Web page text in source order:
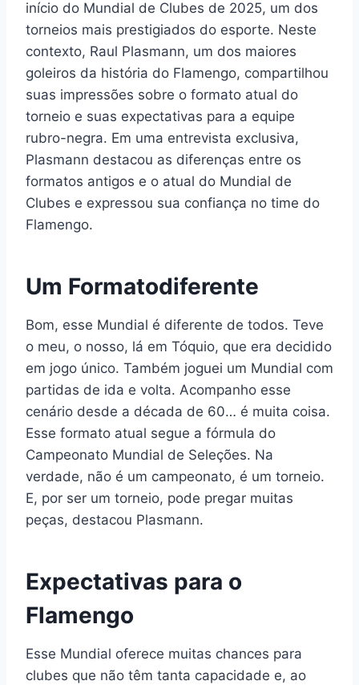
início do Mundial de Clubes de 2025, um dos
torneios mais prestigiados do esporte. Neste
contexto, Raul Plasmann, um dos maiores
goleiros da história do Flamengo, compartilhou
suas impressões sobre o formato atual do
torneio e suas expectativas para a equipe
rubro-negra. Em uma entrevista exclusiva,
Plasmann destacou as diferenças entre os
formatos antigos e o atual do Mundial de
Clubes e expressou sua confiança no time do
Flamengo.
Um Formatodiferente
Bom, esse Mundial é diferente de todos. Teve
o meu, o nosso, lá em Tóquio, que era decidido
em jogo único. Também joguei um Mundial com
partidas de ida e volta. Acompanho esse
cenário desde a década de 60… é muita coisa.
Esse formato atual segue a fórmula do
Campeonato Mundial de Seleções. Na
verdade, não é um campeonato, é um torneio.
E, por ser um torneio, pode pregar muitas
peças, destacou Plasmann.
Expectativas para o
Flamengo
Esse Mundial oferece muitas chances para
clubes que não têm tanta capacidade e, ao